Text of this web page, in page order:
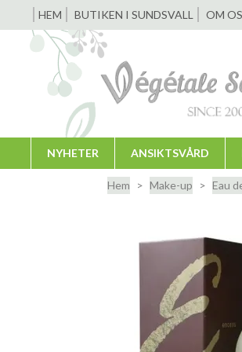
HEM BUTIKEN I SUNDSVALL OM
NYHETER ANSIKTSVÅRD
Hem Make-up Eau